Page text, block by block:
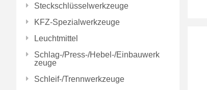
Steckschlüsselwerkzeuge
KFZ-Spezialwerkzeuge
Leuchtmittel
Schlag-/Press-/Hebel-/Einbauwerk
zeuge
Schleif-/Trennwerkzeuge